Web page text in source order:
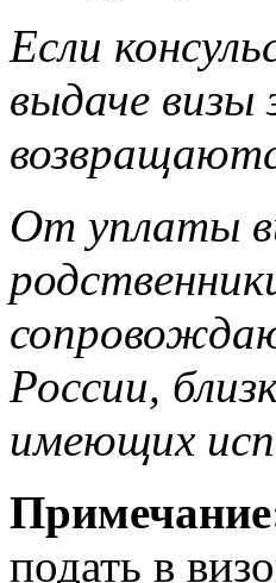
Если
выдаче визы
От уплаты
России,
имеющих
подать в